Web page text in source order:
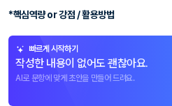
*핵심역량 or 강점 / 활용방법
빠르게 시작하기
작성한 내용이 없어도 괜찮아요.
AI로 문항에 맞게 초안을 만들어 드려요.